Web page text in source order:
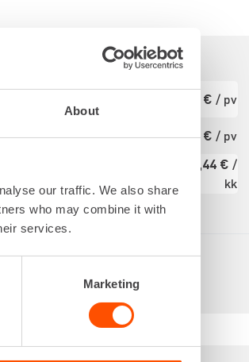
About
our traffic. We also share
who may combine it with
services.
Marketing
5 h
±10 mm
Ensimmäinen
pv
34,45 € / pv
27,56 € / pv
413,44 € /
kk